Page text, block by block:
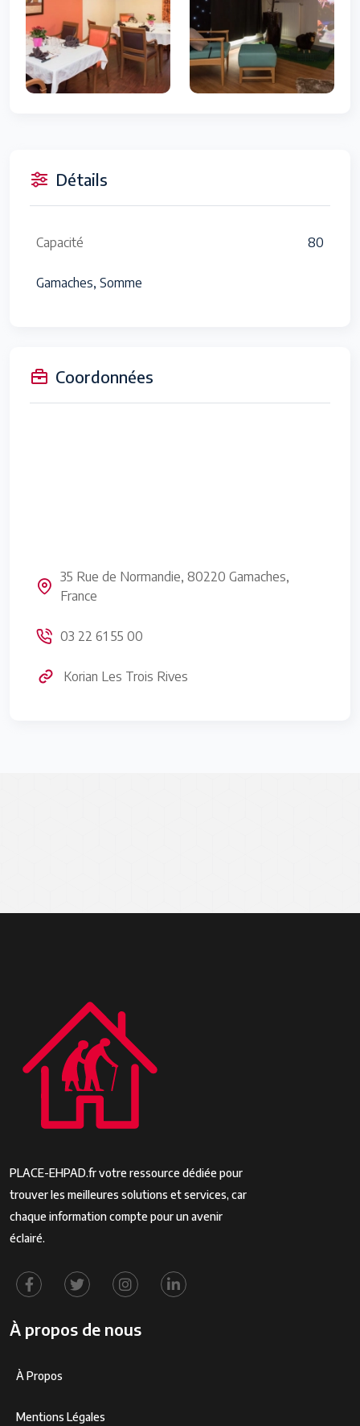
Détails
Capacité 80
Gamaches, Somme
Coordonnées
35 Rue de Normandie, 80220 Gamaches,
France
03 22 61 55 00
Korian Les Trois Rives
PLACE-EHPAD.fr votre ressource dédiée pour
trouver les meilleures solutions et services, car
chaque information compte pour un avenir
éclairé.
À propos de nous
À Propos
Mentions Légales